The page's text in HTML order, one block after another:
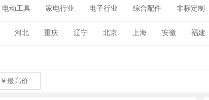
电动工具 家电行业 电子行业 综合配件 非标定制
河北 重庆 辽宁 北京 上海 安徽 福建